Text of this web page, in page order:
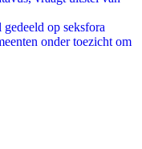
op seksfora
onder toezicht om